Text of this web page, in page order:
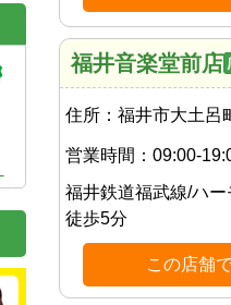
福井音楽堂前店
住所： 福井市大土呂
営業時間： 09:00-
福井鉄道福武線/ハー
徒歩5分
この店舗